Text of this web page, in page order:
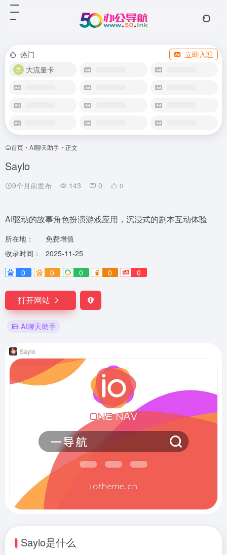
热门
立即入驻
大流量卡
首页 • AI聊天助手 • 正文
Saylo
9个月前发布 143 0 0
AI驱动的故事角色扮演游戏应用，沉浸式的剧本互动体验
所在地：
免费增值
收录时间：
2025-11-25
0
0 0 0 0
打开网站
AI聊天助手
Saylo
Saylo是什么